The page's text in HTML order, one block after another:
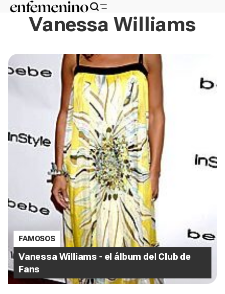
Vanessa Williams
FAMOSOS
Vanessa Williams - el álbum del Club de
Fans